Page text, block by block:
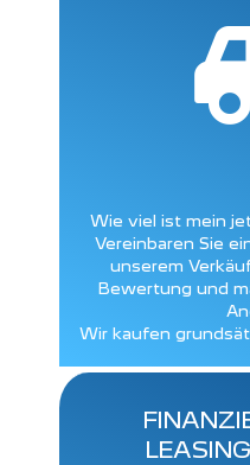
Wie viel ist mein
Vereinbaren Sie
unserem
Bewertung und
Wir kaufen